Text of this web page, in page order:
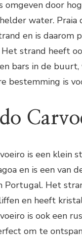
omgeven door
water. Praia
en is daarom
Het strand heeft
bars in de
bestemming is
is een klein
en is een van
Portugal. Het
en heeft
is ook een
om te